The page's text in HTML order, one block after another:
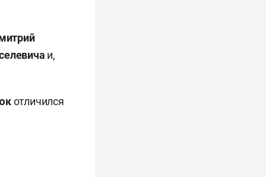
и,
отличился